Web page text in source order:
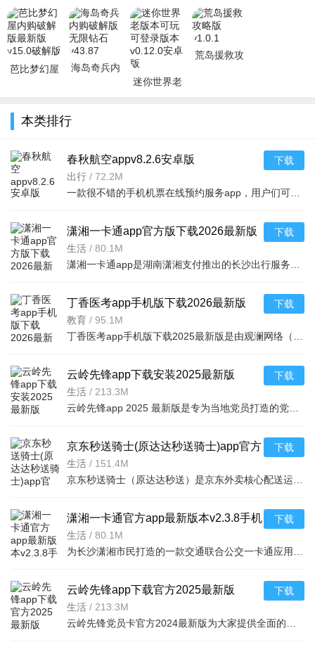
时光，289手游网为大家推荐地铁跑酷、元气骑士、迷你世界、海
岛奇兵等等小游戏，希望大家都能度过愉快的休闲时光，感兴趣的
小伙伴快来下载体验吧！..
芭比梦幻屋
海岛奇兵内
迷你世界老
荒岛援救攻
本类排行
春秋航空appv8.2.6安卓版
出行 / 72.2M
下载
潇湘一卡通app官方版下载2026最新版
本v2.3.8安卓版
生活 / 80.1M
下载
丁香医考app手机版下载2026最新版
v6.89.0官方版
教育 / 95.1M
下载
云岭先锋app下载安装2025最新版
v3.1.1安卓版
生活 / 213.3M
下载
京东秒送骑士(原达达秒送骑士)app官方
版v12.23.0安卓版
生活 / 151.4M
下载
潇湘一卡通官方app最新版本v2.3.8手机
版
生活 / 80.1M
下载
云岭先锋app下载官方2025最新版
v3.1.1官方版
生活 / 213.3M
下载